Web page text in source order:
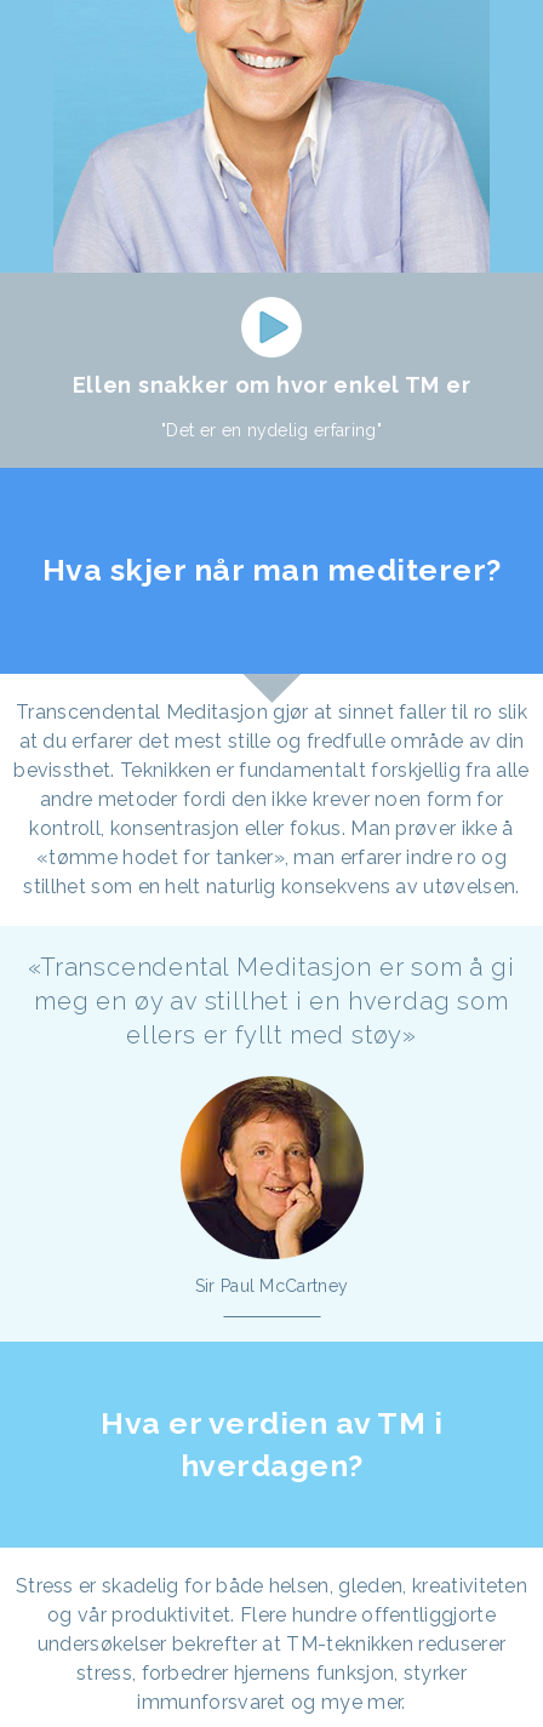
Ellen snakker om hvor enkel TM er
"Det er en nydelig erfaring"
Hva skjer når man mediterer?
Transcendental Meditasjon gjør at sinnet faller til ro slik
at du erfarer det mest stille og fredfulle område av din
bevissthet. Teknikken er fundamentalt forskjellig fra alle
andre metoder fordi den ikke krever noen form for
kontroll, konsentrasjon eller fokus. Man prøver ikke å
«tømme hodet for tanker», man erfarer indre ro og
stillhet som en helt naturlig konsekvens av utøvelsen.
«Transcendental Meditasjon er som å gi
meg en øy av stillhet i en hverdag som
ellers er fyllt med støy»
Sir Paul McCartney
Hva er verdien av TM i
hverdagen?
Stress er skadelig for både helsen, gleden, kreativiteten
og vår produktivitet. Flere hundre offentliggjorte
undersøkelser bekrefter at TM-teknikken reduserer
stress, forbedrer hjernens funksjon, styrker
immunforsvaret og mye mer.